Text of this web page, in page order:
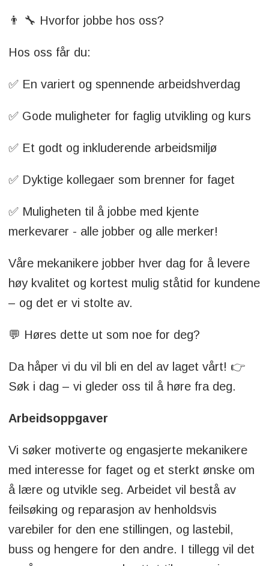
👨 🔧 Hvorfor jobbe hos oss?
Hos oss får du:
✅ En variert og spennende arbeidshverdag
✅ Gode muligheter for faglig utvikling og kurs
✅ Et godt og inkluderende arbeidsmiljø
✅ Dyktige kollegaer som brenner for faget
✅ Muligheten til å jobbe med kjente
merkevarer - alle jobber og alle merker!
Våre mekanikere jobber hver dag for å levere
høy kvalitet og kortest mulig ståtid for kundene
– og det er vi stolte av.
💬 Høres dette ut som noe for deg?
Da håper vi du vil bli en del av laget vårt! 👉
Søk i dag – vi gleder oss til å høre fra deg.
Arbeidsoppgaver
Vi søker motiverte og engasjerte mekanikere
med interesse for faget og et sterkt ønske om
å lære og utvikle seg. Arbeidet vil bestå av
feilsøking og reparasjon av henholdsvis
varebiler for den ene stillingen, og lastebil,
buss og hengere for den andre. I tillegg vil det